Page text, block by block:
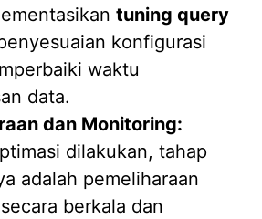
tuning query
konfigurasi
waktu
data.
dan Monitoring:
dilakukan, tahap
adalah pemeliharaan
berkala dan